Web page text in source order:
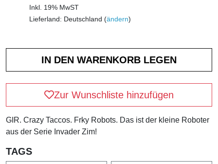
Inkl. 19% MwST
Lieferland: Deutschland (ändern)
Zur Wunschliste hinzufügen
GIR. Crazy Taccos. Frky Robots. Das ist der kleine Roboter
aus der Serie Invader Zim!
TAGS